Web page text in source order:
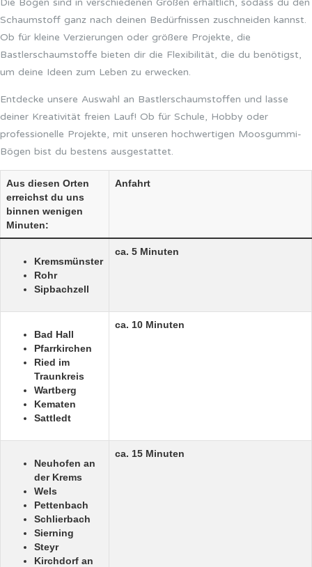
Die Bögen sind in verschiedenen Größen erhältlich, sodass du den
Schaumstoff ganz nach deinen Bedürfnissen zuschneiden kannst.
Ob für kleine Verzierungen oder größere Projekte, die
Bastlerschaumstoffe bieten dir die Flexibilität, die du benötigst,
um deine Ideen zum Leben zu erwecken.
Entdecke unsere Auswahl an Bastlerschaumstoffen und lasse
deiner Kreativität freien Lauf! Ob für Schule, Hobby oder
professionelle Projekte, mit unseren hochwertigen Moosgummi-
Bögen bist du bestens ausgestattet.
Aus diesen Orten
erreichst du uns
binnen wenigen
Minuten:
Anfahrt
Kremsmünster
Rohr
Sipbachzell
ca. 5 Minuten
Bad Hall
Pfarrkirchen
Ried im
Traunkreis
Wartberg
Kematen
Sattledt
ca. 10 Minuten
Neuhofen an
der Krems
Wels
Pettenbach
Schlierbach
Sierning
Steyr
Kirchdorf an
ca. 15 Minuten